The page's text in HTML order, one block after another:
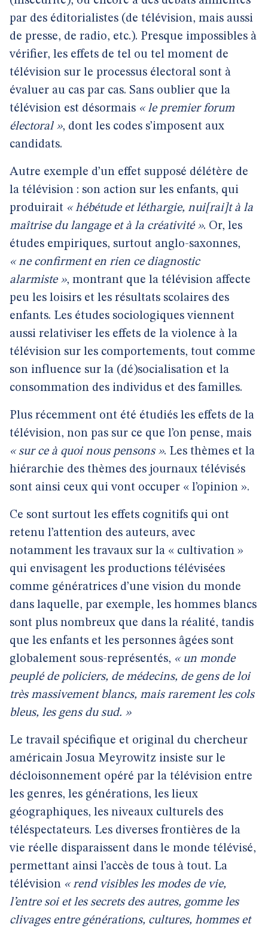
par des éditorialistes (de télévision, mais aussi
de presse, de radio, etc.). Presque impossibles à
vérifier, les effets de tel ou tel moment de
télévision sur le processus électoral sont à
évaluer au cas par cas. Sans oublier que la
télévision est désormais « le premier forum
électoral », dont les codes s’imposent aux
candidats.
Autre exemple d’un effet supposé délétère de
la télévision : son action sur les enfants, qui
produirait « hébétude et léthargie, nui[rai]t à la
maîtrise du langage et à la créativité ». Or, les
études empiriques, surtout anglo-saxonnes,
« ne confirment en rien ce diagnostic
alarmiste », montrant que la télévision affecte
peu les loisirs et les résultats scolaires des
enfants. Les études sociologiques viennent
aussi relativiser les effets de la violence à la
télévision sur les comportements, tout comme
son influence sur la (dé)socialisation et la
consommation des individus et des familles.
Plus récemment ont été étudiés les effets de la
télévision, non pas sur ce que l’on pense, mais
« sur ce à quoi nous pensons ». Les thèmes et la
hiérarchie des thèmes des journaux télévisés
sont ainsi ceux qui vont occuper « l’opinion ».
Ce sont surtout les effets cognitifs qui ont
retenu l’attention des auteurs, avec
notamment les travaux sur la « cultivation »
qui envisagent les productions télévisées
comme génératrices d’une vision du monde
dans laquelle, par exemple, les hommes blancs
sont plus nombreux que dans la réalité, tandis
que les enfants et les personnes âgées sont
globalement sous-représentés, « un monde
peuplé de policiers, de médecins, de gens de loi
très massivement blancs, mais rarement les cols
bleus, les gens du sud. »
Le travail spécifique et original du chercheur
américain Josua Meyrowitz insiste sur le
décloisonnement opéré par la télévision entre
les genres, les générations, les lieux
géographiques, les niveaux culturels des
téléspectateurs. Les diverses frontières de la
vie réelle disparaissent dans le monde télévisé,
permettant ainsi l’accès de tous à tout. La
télévision « rend visibles les modes de vie,
l’entre soi et les secrets des autres, gomme les
clivages entre générations, cultures, hommes et